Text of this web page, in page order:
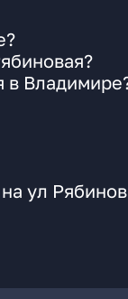
в
ул